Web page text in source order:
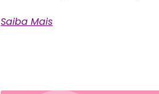
Saiba Mais